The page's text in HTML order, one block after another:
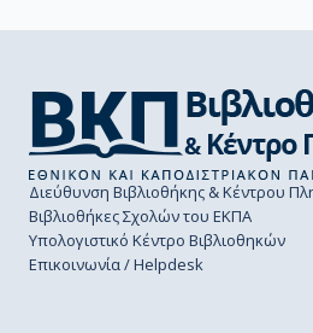
Διεύθυνση Βιβλιοθήκης & Κέντρου
Βιβλιοθήκες Σχολών του ΕΚΠΑ
Υπολογιστικό Κέντρο Βιβλιοθηκών
Επικοινωνία / Helpdesk